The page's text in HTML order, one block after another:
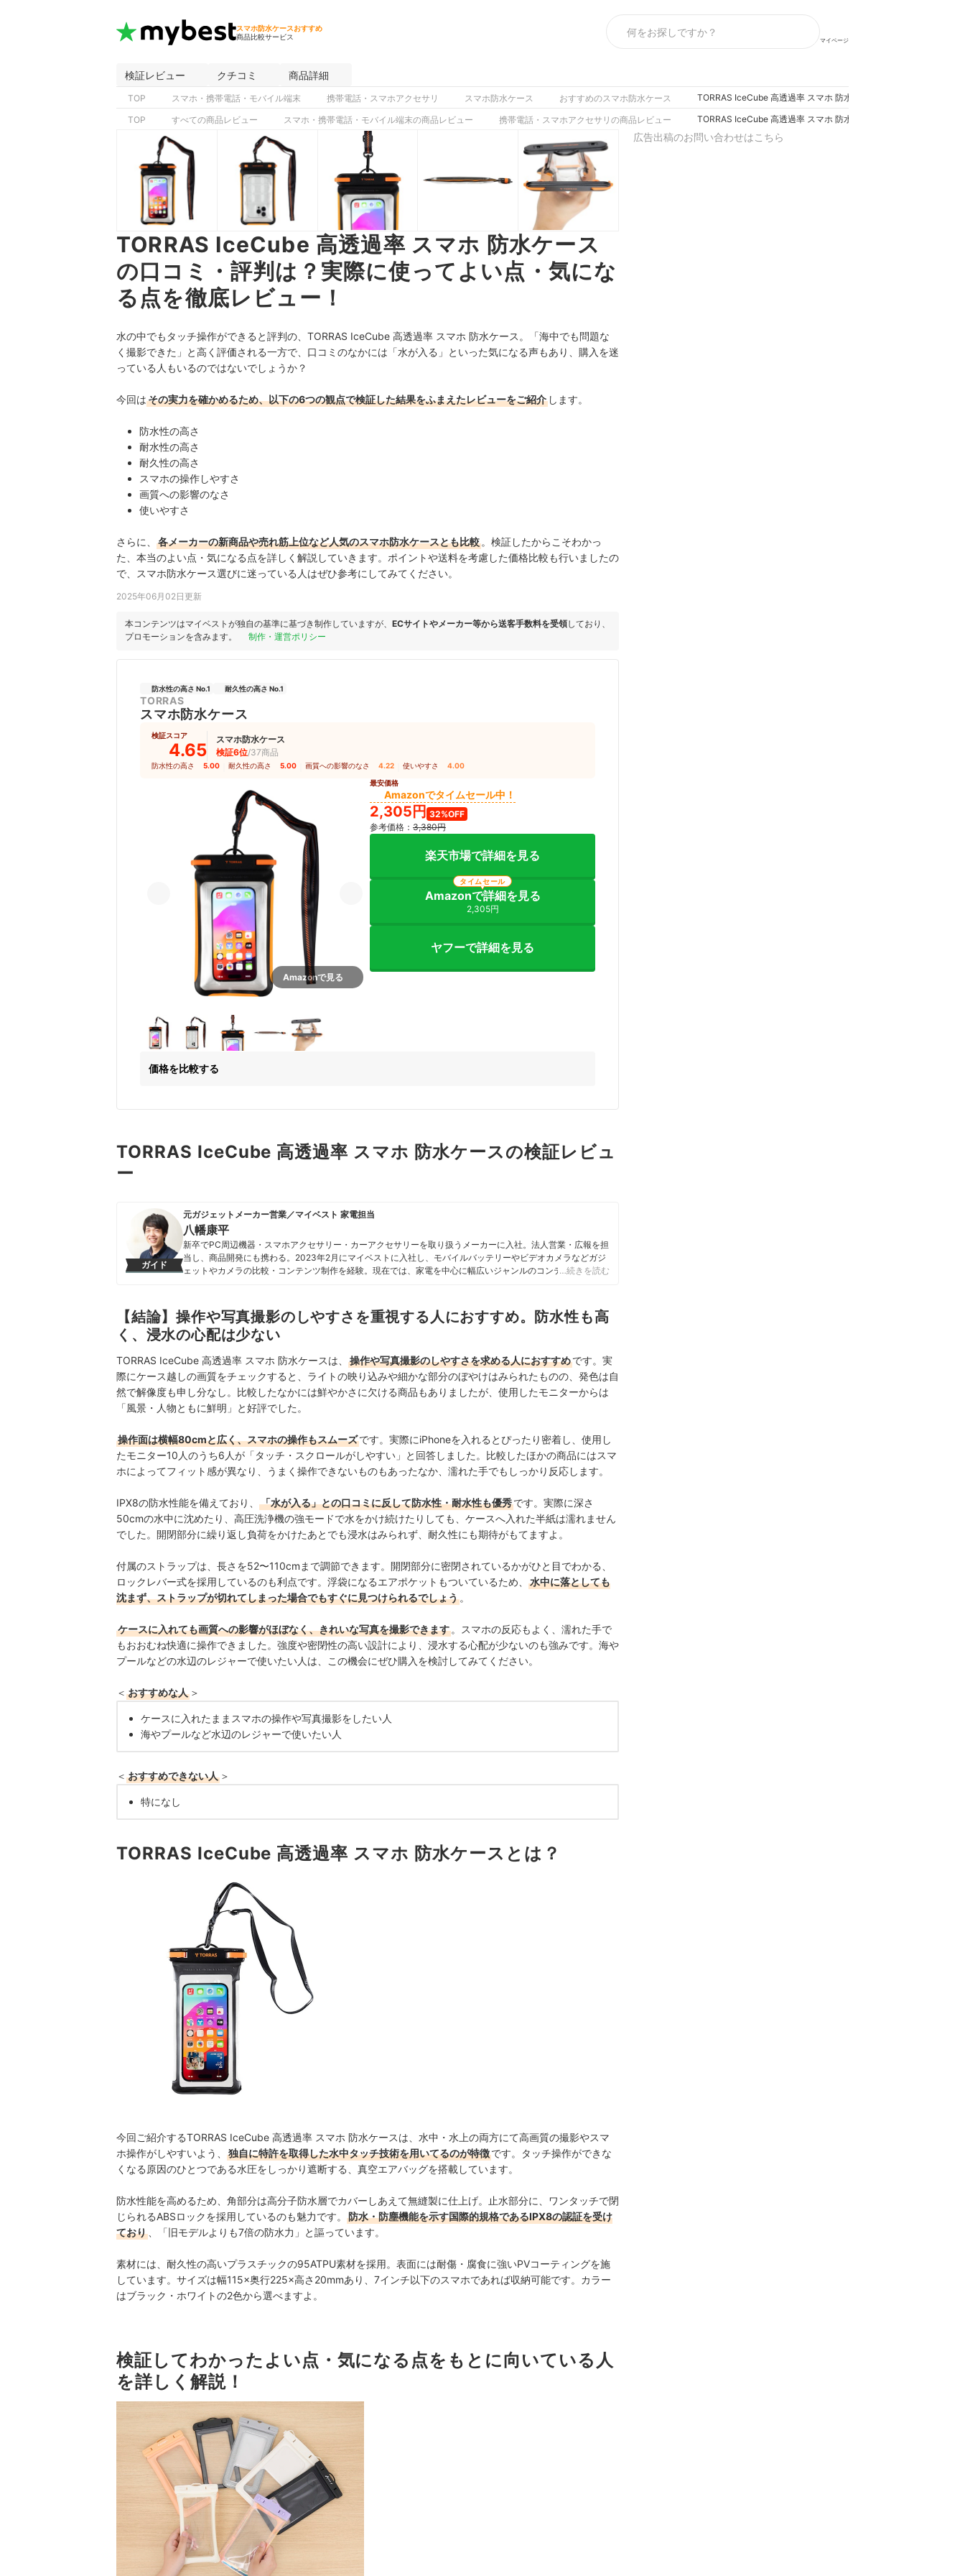
スマホ防水ケースおすすめ
商品比較サービス
マイページ
検証レビュー クチコミ 商品詳細
TOP スマホ・携帯電話・モバイル端末 携帯電話・スマホアクセサリ スマホ防水ケース おすすめのスマホ防水ケース TORRAS IceCube 高透過率 スマホ 防水ケースの口コミ・評判は？
TOP すべての商品レビュー スマホ・携帯電話・モバイル端末の商品レビュー 携帯電話・スマホアクセサリの商品レビュー TORRAS IceCube 高透過率 スマホ 防水ケースの口コミ・評判は？
TORRAS IceCube 高透過率 スマホ 防水ケース
の口コミ・評判は？実際に使ってよい点・気にな
る点を徹底レビュー！
水の中でもタッチ操作ができると評判の、TORRAS IceCube 高透過率 スマホ 防水ケース。「海中でも問題な
く撮影できた」と高く評価される一方で、口コミのなかには「水が入る」といった気になる声もあり、購入を迷
っている人もいるのではないでしょうか？
今回はその実力を確かめるため、以下の6つの観点で検証した結果をふまえたレビューをご紹介 します。
防水性の高さ
耐水性の高さ
耐久性の高さ
スマホの操作しやすさ
画質への影響のなさ
使いやすさ
さらに、 各メーカーの新商品や売れ筋上位など人気のスマホ防水ケースとも比較 。検証したからこそわかっ
た、本当のよい点・気になる点を詳しく解説していきます。ポイントや送料を考慮した価格比較も行いましたの
で、スマホ防水ケース選びに迷っている人はぜひ参考にしてみてください。
2025年06月02日更新
本コンテンツはマイベストが独自の基準に基づき制作していますが、 ECサイトやメーカー等から送客手数料を受領しており、
プロモーションを含みます。
制作・運営ポリシー
防水性の高さ No.1 耐久性の高さ No.1
TORRAS
スマホ防水ケース
検証スコア
4.65
スマホ防水ケース
検証6位/37商品
防水性の高さ 5.00 耐久性の高さ 5.00 画質への影響のなさ 4.22 使いやすさ 4.00
Amazonで見る
最安価格
Amazonでタイムセール中！
2,305円 32%OFF
参考価格： 3,380円
楽天市場で詳細を見る
Amazonで詳細を見る
2,305円
タイムセール
ヤフーで詳細を見る
価格を比較する
TORRAS IceCube 高透過率 スマホ 防水ケースの検証レビュ
ー
ガイド
元ガジェットメーカー営業／マイベスト 家電担当
八幡康平
新卒でPC周辺機器・スマホアクセサリー・カーアクセサリーを取り扱うメーカーに入社。法人営業・広報を担
当し、商品開発にも携わる。2023年2月にマイベストに入社し、モバイルバッテリーやビデオカメラなどガジ
ェットやカメラの比較・コンテンツ制作を経験。現在では、家電を中心に幅広いジャンルのコンテンツ制作に
八幡康平のプロフィール
…続きを読む
【結論】操作や写真撮影のしやすさを重視する人におすすめ。防水性も高
く、浸水の心配は少ない
TORRAS IceCube 高透過率 スマホ 防水ケースは、 操作や写真撮影のしやすさを求める人におすすめです。実
際にケース越しの画質をチェックすると、ライトの映り込みや細かな部分のぼやけはみられたものの、発色は自
然で解像度も申し分なし。比較したなかには鮮やかさに欠ける商品もありましたが、使用したモニターからは
「風景・人物ともに鮮明」と好評でした。
操作面は横幅80cmと広く、スマホの操作もスムーズです。実際にiPhoneを入れるとぴったり密着し、使用し
たモニター10人のうち6人が「タッチ・スクロールがしやすい」と回答しました。比較したほかの商品にはスマ
ホによってフィット感が異なり、うまく操作できないものもあったなか、濡れた手でもしっかり反応します。
IPX8の防水性能を備えており、 「水が入る」との口コミに反して防水性・耐水性も優秀です。実際に深さ
50cmの水中に沈めたり、高圧洗浄機の強モードで水をかけ続けたりしても、ケースへ入れた半紙は濡れません
でした。開閉部分に繰り返し負荷をかけたあとでも浸水はみられず、耐久性にも期待がもてますよ。
付属のストラップは、長さを52〜110cmまで調節できます。開閉部分に密閉されているかがひと目でわかる、
ロックレバー式を採用しているのも利点です。浮袋になるエアポケットもついているため、
水中に落としても
沈まず、ストラップが切れてしまった場合でもすぐに見つけられるでしょう 。
ケースに入れても画質への影響がほぼなく、きれいな写真を撮影できます 。スマホの反応もよく、濡れた手で
もおおむね快適に操作できました。強度や密閉性の高い設計により、浸水する心配が少ないのも強みです。海や
プールなどの水辺のレジャーで使いたい人は、この機会にぜひ購入を検討してみてください。
＜ おすすめな人 ＞
ケースに入れたままスマホの操作や写真撮影をしたい人
海やプールなど水辺のレジャーで使いたい人
＜ おすすめできない人 ＞
特になし
TORRAS IceCube 高透過率 スマホ 防水ケースとは？
今回ご紹介するTORRAS IceCube 高透過率 スマホ 防水ケースは、水中・水上の両方にて高画質の撮影やスマ
ホ操作がしやすいよう、
独自に特許を取得した水中タッチ技術を用いてるのが特徴です。タッチ操作ができな
くなる原因のひとつである水圧をしっかり遮断する、真空エアバッグを搭載しています。
防水性能を高めるため、角部分は高分子防水層でカバーしあえて無縫製に仕上げ。止水部分に、ワンタッチで閉
じられるABSロックを採用しているのも魅力です。
防水・防塵機能を示す国際的規格であるIPX8の認証を受け
ており
、「旧モデルよりも7倍の防水力」と謳っています。
素材には、耐久性の高いプラスチックの95ATPU素材を採用。表面には耐傷・腐食に強いPVコーティングを施
しています。サイズは幅115×奥行225×高さ20mmあり、7インチ以下のスマホであれば収納可能です。カラー
はブラック・ホワイトの2色から選べますよ。
検証してわかったよい点・気になる点をもとに向いている人
を詳しく解説！
広告出稿のお問い合わせはこちら